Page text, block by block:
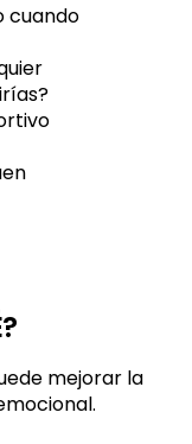
cuando
mejorar la